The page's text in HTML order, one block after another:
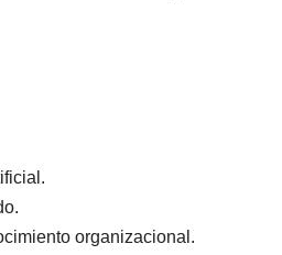
organizacional.